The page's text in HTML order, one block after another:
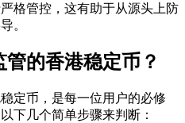
格管控，这有助于从源头上防
。
的香港稳定币？
定币，是每一位用户的必修
下几个简单步骤来判断：